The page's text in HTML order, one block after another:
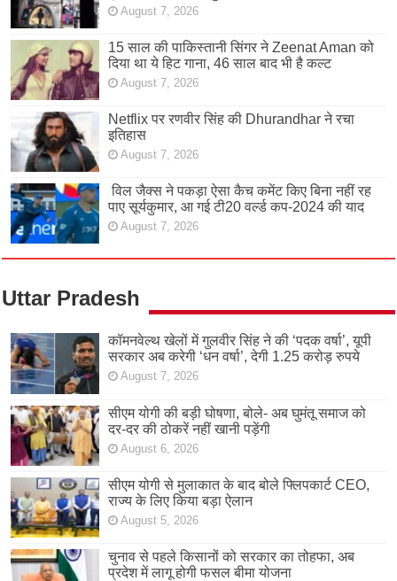
August 7, 2026
15 साल की पाकिस्तानी सिंगर ने Zeenat Aman को
दिया था ये हिट गाना, 46 साल बाद भी है कल्ट
August 7, 2026
Netflix पर रणवीर सिंह की Dhurandhar ने रचा
इतिहास
August 7, 2026
विल जैक्स ने पकड़ा ऐसा कैच कमेंट किए बिना नहीं रह
पाए सूर्यकुमार, आ गई टी20 वर्ल्ड कप-2024 की याद
August 7, 2026
Uttar Pradesh
कॉमनवेल्थ खेलों में गुलवीर सिंह ने की ‘पदक वर्षा’, यूपी
सरकार अब करेगी ‘धन वर्षा’, देगी 1.25 करोड़ रुपये
August 7, 2026
सीएम योगी की बड़ी घोषणा, बोले- अब घुमंतू समाज को
दर-दर की ठोकरें नहीं खानी पड़ेंगी
August 6, 2026
सीएम योगी से मुलाकात के बाद बोले फ्लिपकार्ट CEO,
राज्य के लिए किया बड़ा ऐलान
August 5, 2026
चुनाव से पहले किसानों को सरकार का तोहफा, अब
प्रदेश में लागू होगी फसल बीमा योजना